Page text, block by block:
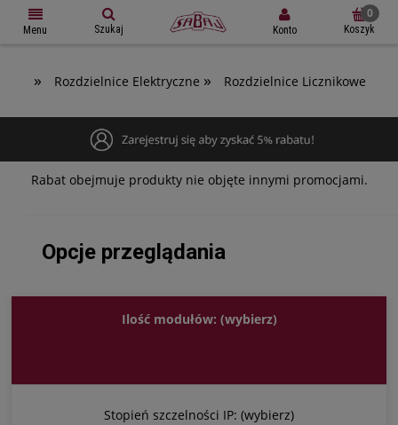
Menu Szukaj Konto Koszyk
» Rozdzielnice Elektryczne » Rozdzielnice Licznikowe
Rabat obejmuje produkty nie objęte innymi promocjami.
Opcje przeglądania
Ilość modułów: (wybierz)
Stopień szczelności IP: (wybierz)